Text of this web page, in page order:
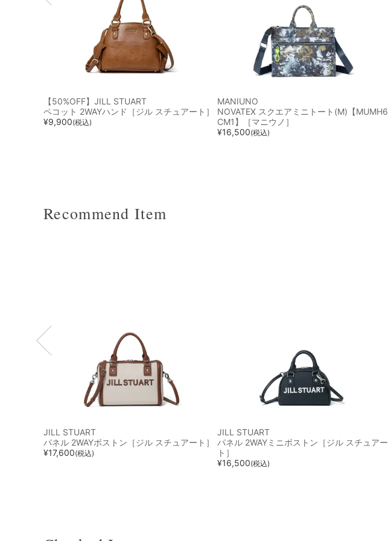
【50%OFF】JILL STUART
ペコット 2WAYハンド［ジル スチュアート］
¥9,900(税込)
MANIUNO
NOVATEX スクエアミニトート(M)【MUMH6
CM1】［マニウノ］
¥16,500(税込)
Recommend Item
JILL STUART
パネル 2WAYボストン［ジル スチュアート］
¥17,600(税込)
JILL STUART
パネル 2WAYミニボストン［ジル スチュアー
ト］
¥16,500(税込)